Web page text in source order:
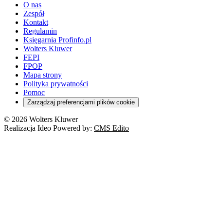
O nas
Zespół
Kontakt
Regulamin
Księgarnia Profinfo.pl
Wolters Kluwer
FEPI
FPOP
Mapa strony
Polityka prywatności
Pomoc
Zarządzaj preferencjami plików cookie
© 2026 Wolters Kluwer
Realizacja Ideo Powered by: CMS Edito